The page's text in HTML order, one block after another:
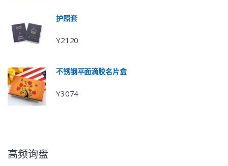
护照套
Y2120
不锈钢平面滴胶名片盒
Y3074
高频询盘